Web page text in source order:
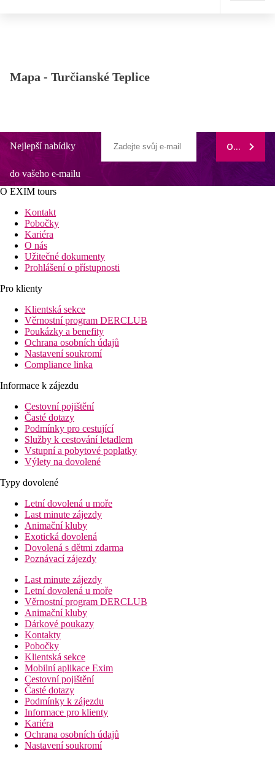
Mapa - Turčianské Teplice
Nejlepší nabídky
do vašeho e-mailu
ODEBÍRAT
O EXIM tours
Kontakt
Pobočky
Kariéra
O nás
Užitečné dokumenty
Prohlášení o přístupnosti
Pro klienty
Klientská sekce
Věrnostní program DERCLUB
Poukázky a benefity
Ochrana osobních údajů
Nastavení soukromí
Compliance linka
Informace k zájezdu
Cestovní pojištění
Časté dotazy
Podmínky pro cestující
Služby k cestování letadlem
Vstupní a pobytové poplatky
Výlety na dovolené
Typy dovolené
Letní dovolená u moře
Last minute zájezdy
Animační kluby
Exotická dovolená
Dovolená s dětmi zdarma
Poznávací zájezdy
Last minute zájezdy
Letní dovolená u moře
Věrnostní program DERCLUB
Animační kluby
Dárkové poukazy
Kontakty
Pobočky
Klientská sekce
Mobilní aplikace Exim
Cestovní pojištění
Časté dotazy
Podmínky k zájezdu
Informace pro klienty
Kariéra
Ochrana osobních údajů
Nastavení soukromí